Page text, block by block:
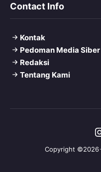
Contact Info
Kontak
Pedoman Media Siber
Redaksi
Tentang Kami
Copyright ©2026